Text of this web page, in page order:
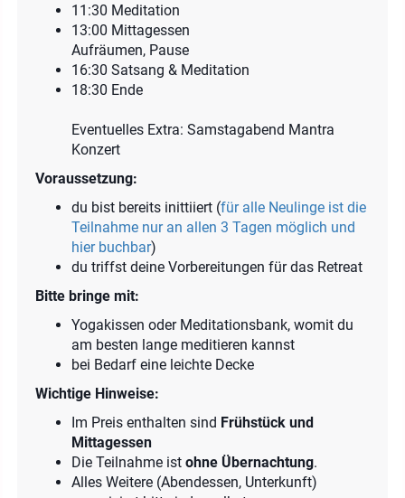
11:30 Meditation
13:00 Mittagessen
Aufräumen, Pause
16:30 Satsang & Meditation
18:30 Ende
Eventuelles Extra: Samstagabend Mantra
Konzert
Voraussetzung:
du bist bereits inittiiert (für alle Neulinge ist die
Teilnahme nur an allen 3 Tagen möglich und
hier buchbar)
du triffst deine Vorbereitungen für das Retreat
Bitte bringe mit:
Yogakissen oder Meditationsbank, womit du
am besten lange meditieren kannst
bei Bedarf eine leichte Decke
Wichtige Hinweise:
Im Preis enthalten sind Frühstück und
Mittagessen
Die Teilnahme ist ohne Übernachtung.
Alles Weitere (Abendessen, Unterkunft)